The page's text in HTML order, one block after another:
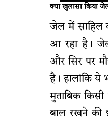
क्या खुलासा किया
जेल में साहिल
आ रहा है।
और सिर पर
है। हालांकि ये
मुताबिक
बाल रखने की